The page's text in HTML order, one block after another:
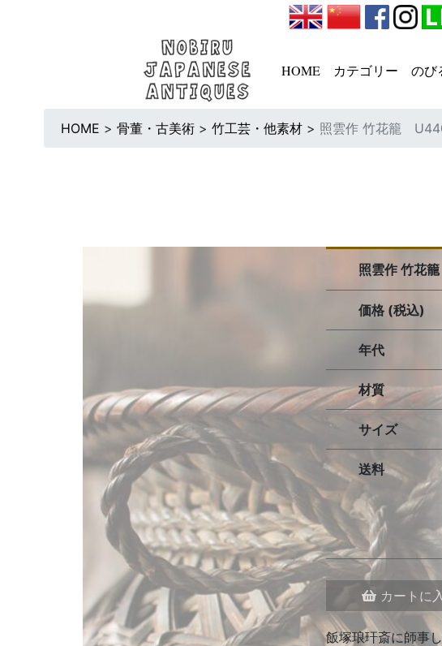
HOME カテゴリー のび
HOME > 骨董・古美術 > 竹工芸・他素材 > 照雲作 竹花籠
照雲作 竹花
価格 (税込)
年代
材質
サイズ
送料
カートに
飯塚琅玕斎に師事